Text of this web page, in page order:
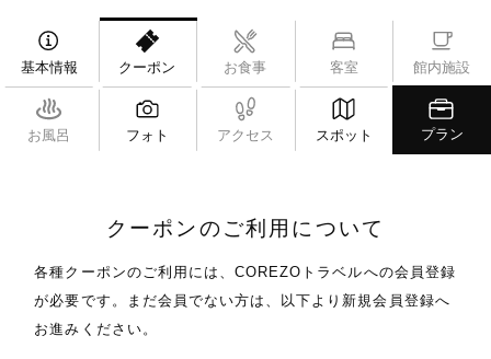
基本情報 クーポン お食事 客室 館内施設
お風呂 フォト アクセス スポット プラン
クーポンのご利用について
各種クーポンのご利用には、COREZOトラベルへの会員登録
が必要です。
まだ会員でない方は、以下より新規会員登録へ
お進みください。